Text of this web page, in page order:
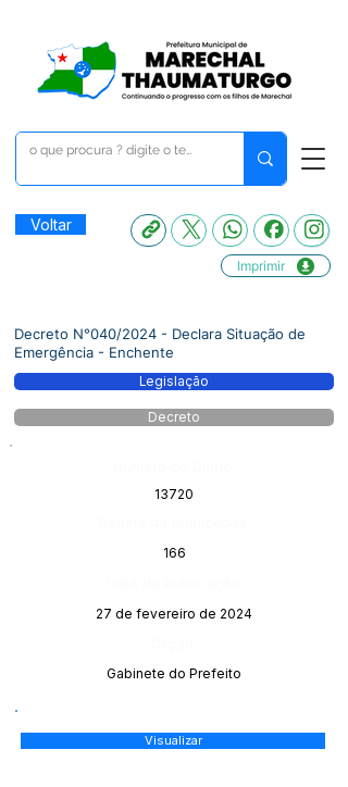
Voltar
Imprimir
Decreto N°040/2024 - Declara Situação de
Emergência - Enchente
Legislação
Decreto
13720
166
27 de fevereiro de 2024
Gabinete do Prefeito
Visualizar